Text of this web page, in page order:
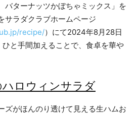
ターナッツかぼちゃミックス」を
サラダクラブホームページ
recipe/）にて2024年8月28日
と手間加えることで、食卓を華や
ロウィンサラダ
ズがほんのり透けて見える生ハムお